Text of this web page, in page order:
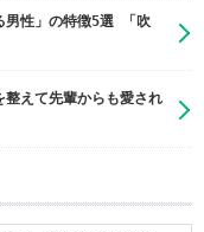
男性」の特徴5選 「吹
えて先輩からも愛され